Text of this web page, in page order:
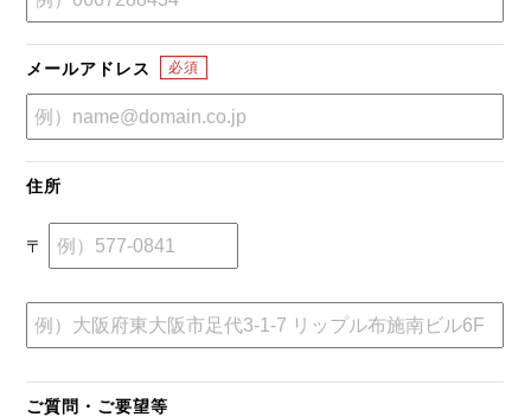
メールアドレス
住所
〒
ご質問・ご要望等